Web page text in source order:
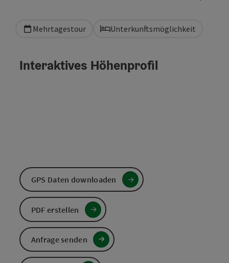
Mehrtagestour Unterkunftsmöglichkeit
Interaktives Höhenprofil
GPS Daten downloaden
PDF erstellen
Anfrage senden